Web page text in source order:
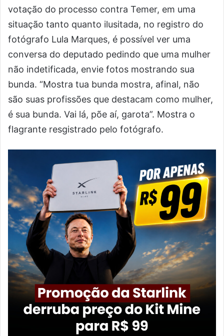
votação do processo contra Temer, em uma
situação tanto quanto ilusitada, no registro do
fotógrafo Lula Marques, é possível ver uma
conversa do deputado pedindo que uma mulher
não indetificada, envie fotos mostrando sua
bunda. “Mostra tua bunda mostra, afinal, não
são suas profissões que destacam como mulher,
é sua bunda. Vai lá, põe aí, garota”. Mostra o
flagrante resgistrado pelo fotógrafo.